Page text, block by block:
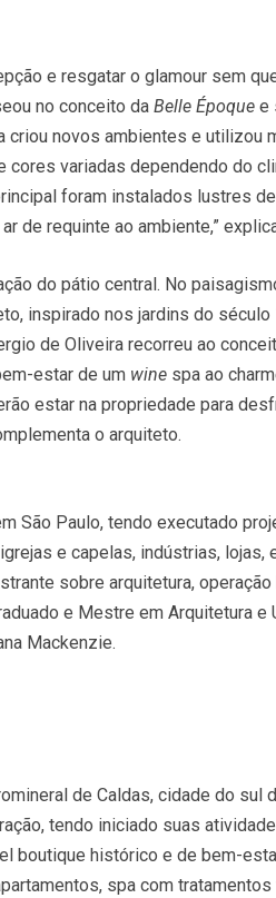
e resgatar o glamour sem
no conceito da Belle Époque e
novos ambientes e utilizou
variadas dependendo do
foram instalados lustres
de requinte ao ambiente,”
do pátio central. No
inspirado nos jardins do século
de Oliveira recorreu ao
estar de um wine spa ao
estar na propriedade para
o arquiteto.
São Paulo, tendo executado
e capelas, indústrias, lojas,
sobre arquitetura,
e Mestre em Arquitetura e
Mackenzie.
de Caldas, cidade do sul
tendo iniciado suas
boutique histórico e de bem-
spa com